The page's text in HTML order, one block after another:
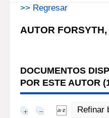
>> Regresar
AUTOR FORSYTH,
DOCUMENTOS
POR ESTE AUTOR (
Refinar